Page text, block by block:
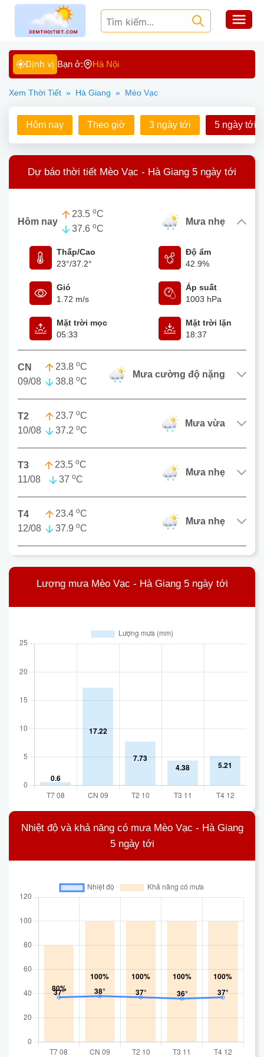
Định vị Bạn ở: Hà Nội
Xem Thời Tiết » Hà Giang » Mèo Vạc
Hôm nay Theo giờ 3 ngày tới 5 ngày tới
Dự báo thời tiết Mèo Vạc - Hà Giang 5 ngày tới
Hôm nay
23.5 oC
37.6 oC
mưa nhẹ
Thấp/Cao
23°/37.2°
Độ ẩm
42.9%
Gió
1.72 m/s
Áp suất
1003 hPa
Mặt trời mọc
05:33
Mặt trời lặn
18:37
CN
09/08
23.8 oC
38.8 oC
mưa cường độ nặng
T2
10/08
23.7 oC
37.2 oC
mưa vừa
T3
11/08
23.5 oC
37 oC
mưa nhẹ
T4
12/08
23.4 oC
37.9 oC
mưa nhẹ
Lượng mưa Mèo Vạc - Hà Giang 5 ngày tới
Nhiệt độ và khả năng có mưa Mèo Vạc - Hà Giang
5 ngày tới